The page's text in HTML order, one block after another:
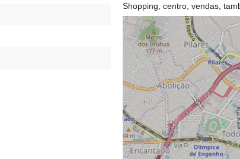
Shopping, centro, vendas,